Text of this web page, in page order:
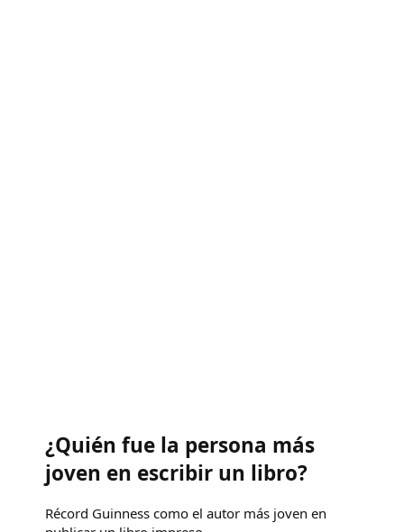
¿Quién fue la persona más
joven en escribir un libro?
Récord Guinness como el autor más joven en